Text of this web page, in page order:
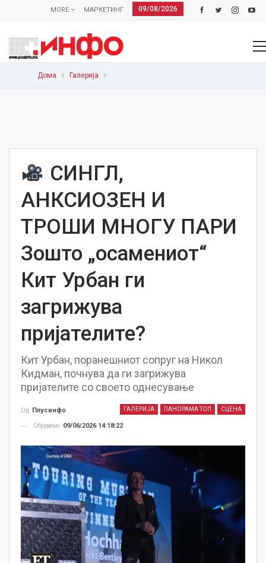
09/08/2026
МАРКЕТИНГ
MORE
Дома Галерија
СИНГЛ,
АНКСИОЗЕН И
ТРОШИ МНОГУ ПАРИ
Зошто „осамениот“
Кит Урбан ги
загрижува
пријателите?
Кит Урбан, поранешниот сопруг на Никол
Кидман, почнува да ги загрижува
пријателите со своето однесување
ГАЛЕРИЈА ПАНОРАМА ТОП СЦЕНА
Од Плусинфо
Објавено 09/06/2026 14:18:22